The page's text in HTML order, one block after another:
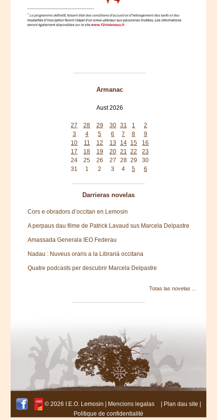
Armanac
Aust 2026
27
28 29 30 31 1
2
3
4 5 6 7 8
9
10
11 12 13 14 15
16
17
18 19 20 21 22
23
24
25 26 27 28 29
30
31
1 2 3 4 5 6
Darrieras novelas
Cors e obradors d’occitan en Lemosin
A perpaus dau filme de Patrick Lavaud sus Marcela Delpastre
Amassada Generala IEO Federau
Nadau : Nuveus oraris a la Librariá occitana
Quatre podcasts per descubrir Marcela Delpastre
Totas las novelas ...
© 2026 I.E.O. Lemosin | Mencions legalas | Plan dau site |
Politique de confidentialité